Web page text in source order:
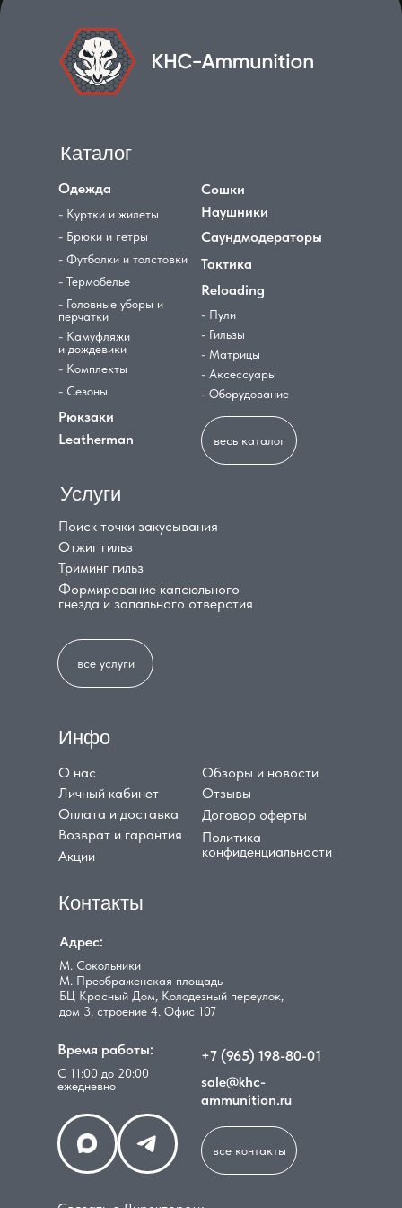
Каталог
Инфо
Контакты
Одежда
- Куртки и жилеты
- Брюки и гетры
- Футболки и толстовки
- Термобелье
- Головные уборы и
перчатки
- Камуфляжи
и дождевики
- Комплекты
- Сезоны
Рюкзаки
Leatherman
Сошки
Наушники
Саундмодераторы
Тактика
О нас
Личный кабинет
Оплата и доставка
Возврат и гарантия
Акции
Обзоры и новости
Отзывы
Договор оферты
Адрес:
М. Сокольники
М. Преображенская площадь
БЦ Красный Дом, Колодезный переулок,
дом 3, строение 4. Офис 107
Время работы:
С 11:00 до 20:00
ежедневно
+7 (965) 198-80-01
sale@khc-
ammunition.ru
Reloading
- Пули
- Гильзы
- Матрицы
- Аксессуары
- Оборудование
Поиск точки закусывания
Услуги
Отжиг гильз
Триминг гильз
Формирование капсюльного
гнезда и запального отверстия
весь каталог
все услуги
все контакты
Политика
конфиденциальности